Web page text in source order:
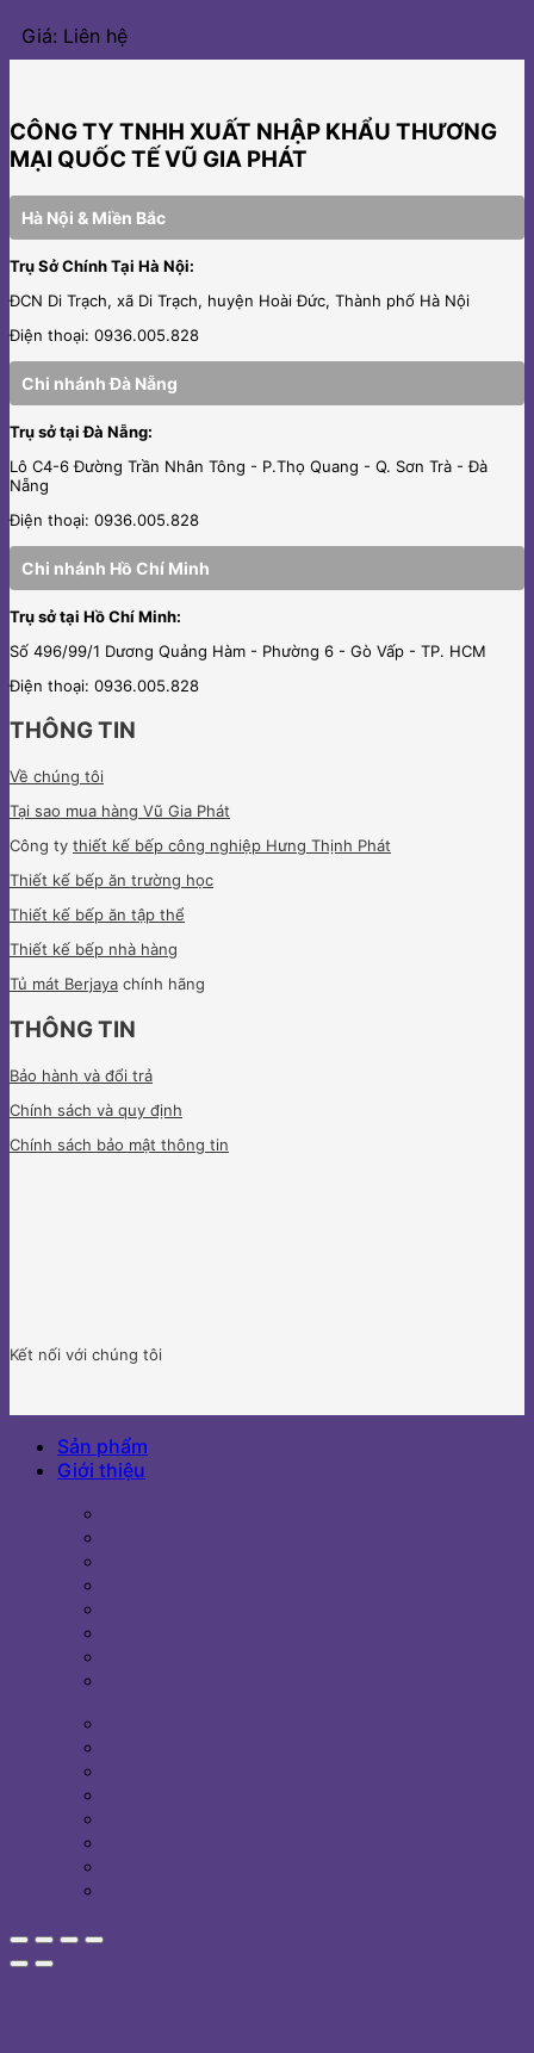
Giá: Liên hệ
CÔNG TY TNHH XUẤT NHẬP KHẨU THƯƠNG
MẠI QUỐC TẾ VŨ GIA PHÁT
Hà Nội & Miền Bắc
Trụ Sở Chính Tại Hà Nội:
ĐCN Di Trạch, xã Di Trạch, huyện Hoài Đức, Thành phố Hà Nội
Điện thoại: 0936.005.828
Chi nhánh Đà Nẵng
Trụ sở tại Đà Nẵng:
Lô C4-6 Đường Trần Nhân Tông - P.Thọ Quang - Q. Sơn Trà - Đà
Nẵng
Điện thoại: 0936.005.828
Chi nhánh Hồ Chí Minh
Trụ sở tại Hồ Chí Minh:
Số 496/99/1 Dương Quảng Hàm - Phường 6 - Gò Vấp - TP. HCM
Điện thoại: 0936.005.828
THÔNG TIN
Về chúng tôi
Tại sao mua hàng Vũ Gia Phát
Công ty thiết kế bếp công nghiệp Hưng Thịnh Phát
Thiết kế bếp ăn trường học
Thiết kế bếp ăn tập thể
Thiết kế bếp nhà hàng
Tủ mát Berjaya chính hãng
THÔNG TIN
Bảo hành và đổi trả
Chính sách và quy định
Chính sách bảo mật thông tin
Kết nối với chúng tôi
Sản phẩm
Giới thiệu